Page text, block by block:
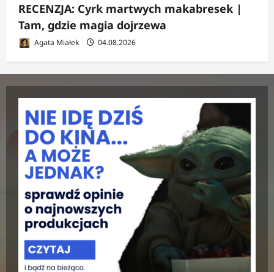
RECENZJA: Cyrk martwych makabresek |
Tam, gdzie magia dojrzewa
Agata Miałek 04.08.2026